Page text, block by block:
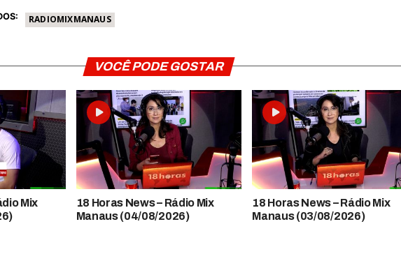
RADIOMIXMANAUS
VOCÊ PODE GOSTAR
Mix
18 Horas News​​​​​​​​​​​​ – Rádio Mix
Manaus (04/08/2026)
18 Horas News​​​​​​​​​​​​ – Rádio Mix
Manaus (03/08/2026)